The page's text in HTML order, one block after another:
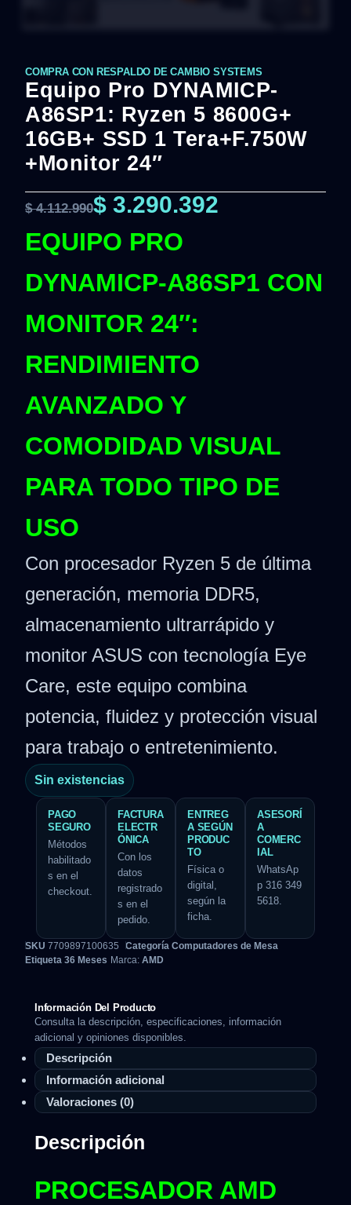
COMPRA CON RESPALDO DE CAMBIO SYSTEMS
Equipo Pro DYNAMICP-
A86SP1: Ryzen 5 8600G+
16GB+ SSD 1 Tera+F.750W
+Monitor 24″
$4.112.990$ 3.290.392
EQUIPO PRO
DYNAMICP-A86SP1 CON
MONITOR 24″:
RENDIMIENTO
AVANZADO Y
COMODIDAD VISUAL
PARA TODO TIPO DE
USO
Con procesador Ryzen 5 de última
generación, memoria DDR5,
almacenamiento ultrarrápido y
monitor ASUS con tecnología Eye
Care, este equipo combina
potencia, fluidez y protección visual
para trabajo o entretenimiento.
Sin existencias
PAGO
SEGURO
Métodos
habilitado
s en el
checkout.
FACTURA
ELECTR
ÓNICA
Con los
datos
registrado
s en el
pedido.
ENTREG
A SEGÚN
PRODUC
TO
Física o
digital,
según la
ficha.
ASESORÍ
A
COMERC
IAL
WhatsAp
p 316 349
5618.
SKU 7709897100635 Categoría Computadores de Mesa
Etiqueta 36 Meses Marca: AMD
Información Del Producto
Consulta la descripción, especificaciones, información
adicional y opiniones disponibles.
Descripción
Información adicional
Valoraciones (0)
Descripción
PROCESADOR AMD